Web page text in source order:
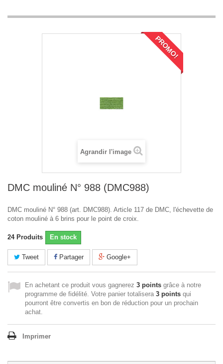
PROMO!
Agrandir l'image
DMC mouliné N° 988 (DMC988)
DMC mouliné N° 988 (art. DMC988). Article 117 de DMC, l'échevette de
coton mouliné à 6 brins pour le point de croix.
24 Produits En stock
Tweet Partager Google+
En achetant ce produit vous gagnerez 3 points grâce à notre
programme de fidélité. Votre panier totalisera 3 points qui
pourront être convertis en bon de réduction pour un prochain
achat.
Imprimer